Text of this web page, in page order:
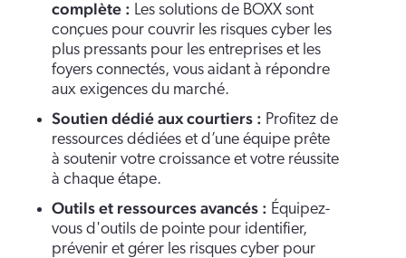
complète : Les solutions de BOXX sont
conçues pour couvrir les risques cyber les
plus pressants pour les entreprises et les
foyers connectés, vous aidant à répondre
aux exigences du marché.
Soutien dédié aux courtiers : Profitez de
ressources dédiées et d’une équipe prête
à soutenir votre croissance et votre réussite
à chaque étape.
Outils et ressources avancés : Équipez-
vous d'outils de pointe pour identifier,
prévenir et gérer les risques cyber pour